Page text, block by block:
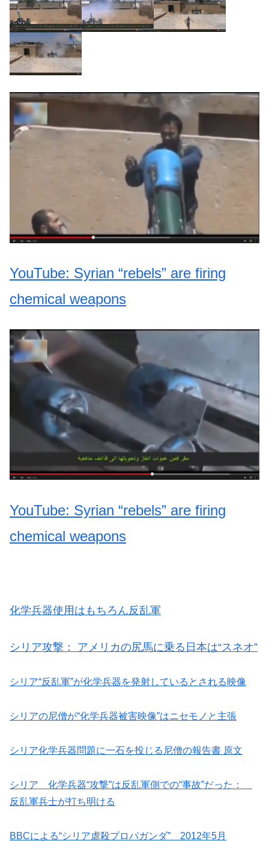
YouTube: Syrian “rebels” are firing
chemical weapons
YouTube: Syrian “rebels” are firing
chemical weapons
化学兵器使用はもちろん反乱軍
シリア攻撃： アメリカの尻馬に乗る日本は“スネオ”
シリア“反乱軍”が化学兵器を発射しているとされる映像
シリアの尼僧が“化学兵器被害映像”はニセモノと主張
シリア化学兵器問題に一石を投じる尼僧の報告書 原文
シリア 化学兵器“攻撃”は反乱軍側での“事故”だった：
反乱軍兵士が打ち明ける
BBCによる“シリア虐殺プロパガンダ” 2012年5月